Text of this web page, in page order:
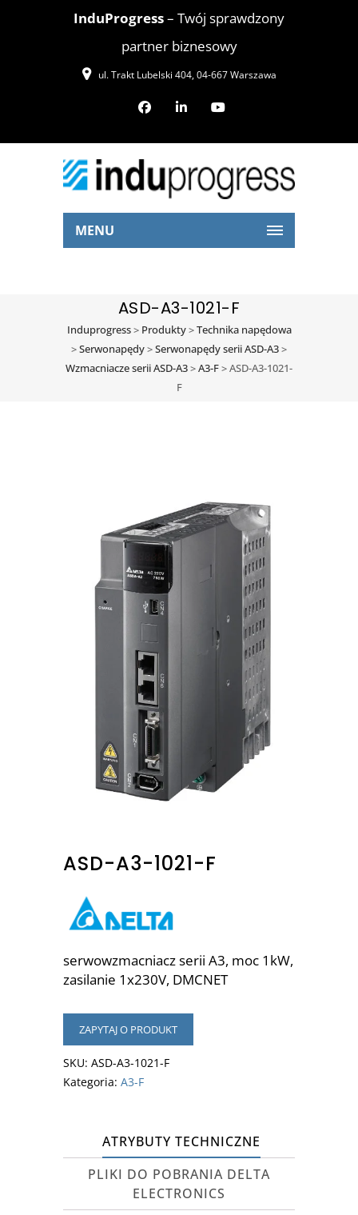
InduProgress– Twój sprawdzony
partner biznesowy
ul. Trakt Lubelski 404, 04-667 Warszawa
MENU
ASD-A3-1021-F
Induprogress> Produkty>Technika napędowa
>Serwonapędy>Serwonapędy serii ASD-A3>
Wzmacniacze serii ASD-A3>A3-F>ASD-A3-1021-
F
ASD-A3-1021-F
serwowzmacniacz serii A3, moc 1kW,
zasilanie 1x230V, DMCNET
ZAPYTAJ O PRODUKT
SKU: ASD-A3-1021-F
Kategoria: A3-F
ATRYBUTY TECHNICZNE
PLIKI DO POBRANIA DELTA
ELECTRONICS